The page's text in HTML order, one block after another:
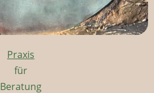
Praxis
für
Beratung